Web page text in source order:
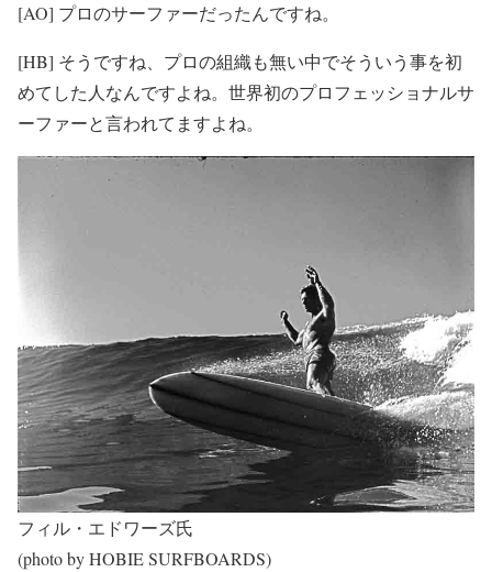
[AO] プロのサーファーだったんですね。
[HB] そうですね、プロの組織も無い中でそういう事を初
めてした人なんですよね。世界初のプロフェッショナルサ
ーファーと言われてますよね。
フィル・エドワーズ氏
(photo by HOBIE SURFBOARDS)